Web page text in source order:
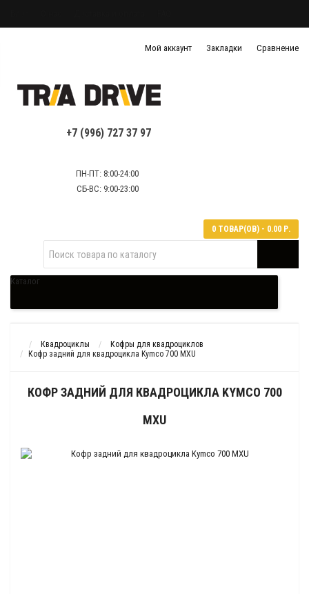
Мой аккаунт Закладки Сравнение
+7 (996) 727 37 97
ПН-ПТ: 8:00-24:00
СБ-ВС: 9:00-23:00
0 ТОВАР(ОВ) - 0.00 Р.
Каталог
Квадроциклы
Кофры для квадроциклов
Кофр задний для квадроцикла Kymco 700 MXU
КОФР ЗАДНИЙ ДЛЯ КВАДРОЦИКЛА KYMCO 700
MXU